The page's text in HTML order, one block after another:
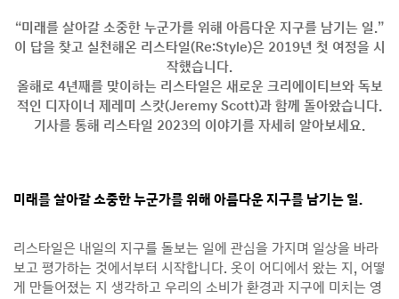
“미래를 살아갈 소중한 누군가를 위해 아름다운 지구를 남기는 일.”
이 답을 찾고 실천해온 리스타일(Re:Style)은 2019년 첫 여정을 시
작했습니다.
올해로 4년째를 맞이하는 리스타일은 새로운 크리에이티브와 독보
적인 디자이너 제레미 스캇(Jeremy Scott)과 함께 돌아왔습니다.
기사를 통해 리스타일 2023의 이야기를 자세히 알아보세요.
미래를 살아갈 소중한 누군가를 위해 아름다운 지구를 남기는 일.
리스타일은 내일의 지구를 돌보는 일에 관심을 가지며 일상을 바라
보고 평가하는 것에서부터 시작합니다. 옷이 어디에서 왔는 지, 어떻
게 만들어졌는 지 생각하고 우리의 소비가 환경과 지구에 미치는 영